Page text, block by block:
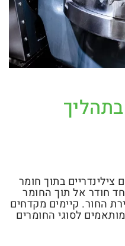
צילינדריים בתוך חומר
חודר אל תוך החומר
החור. קיימים מקדחים
לסוגי החומרים